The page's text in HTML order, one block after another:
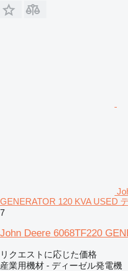
GENERATOR 120 KVA USED
7
John Deere 6068TF220
リクエストに応じた価格
産業用機材 - ディーゼル発電機